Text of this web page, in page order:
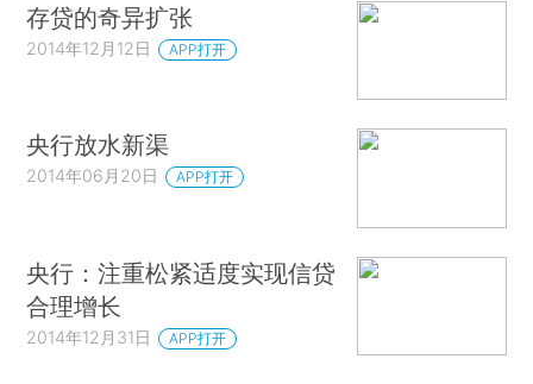
存贷的奇异扩张
2014年12月12日 APP打开
央行放水新渠
2014年06月20日 APP打开
央行：注重松紧适度实现信贷
合理增长
2014年12月31日 APP打开